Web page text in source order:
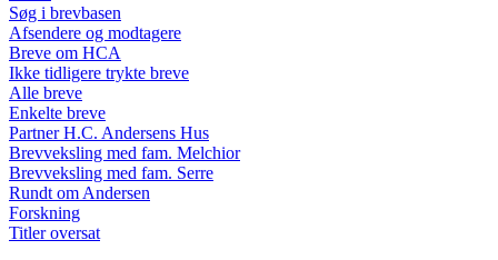
Søg i brevbasen
Afsendere og modtagere
Breve om HCA
Ikke tidligere trykte breve
Alle breve
Enkelte breve
Partner H.C. Andersens Hus
Brevveksling med fam. Melchior
Brevveksling med fam. Serre
Rundt om Andersen
Forskning
Titler oversat